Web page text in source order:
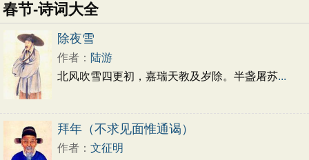
思念 爱情 励志
母亲 友情 战争 读书 惜时 婉约 豪放 诗经
民谣
节日 春节
端午节
七夕节
咏史怀古
宋词精选 小学古诗 初中古诗
初中文言文
高中文言文
古诗十九首
唐诗三百首
古诗三百首
春节-诗词大全
除夜雪
作者： 陆游
北风吹雪四更初，嘉瑞天教及岁除。半盏屠苏...
拜年（不求见面惟通谒）
作者： 文征明